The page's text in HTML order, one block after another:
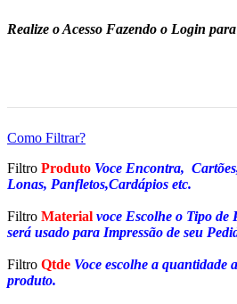
Realize o Acesso Fazendo o Login
Como Filtrar?
Filtro Produto Voce Encontra,
Lonas, Panfletos,Cardápios etc.
Filtro Material voce Escolhe o Tipo de
será usado para Impressão de seu
Filtro Qtde Voce escolhe a quantidade
produto.